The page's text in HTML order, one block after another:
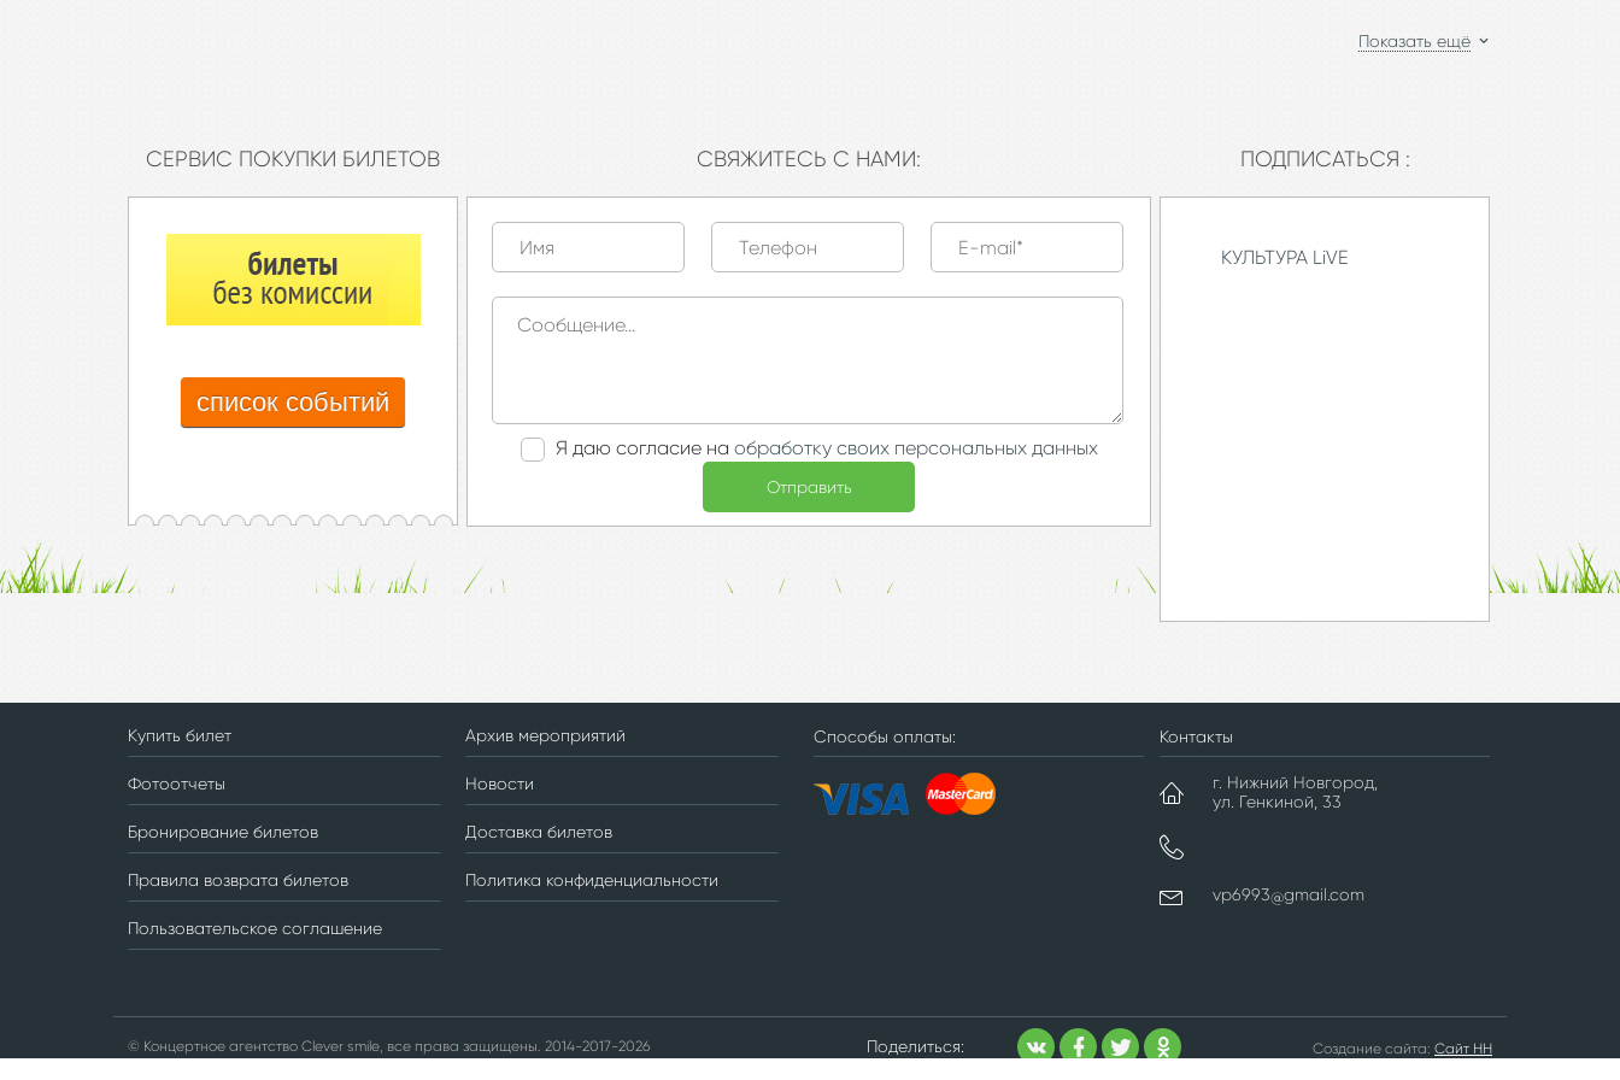
Показать ещё
CЕРВИС ПОКУПКИ БИЛЕТОВ
список событий
СВЯЖИТЕСЬ С НАМИ:
Я даю согласие на обработку своих персональных данных
ПОДПИСАТЬСЯ :
КУЛЬТУРА LiVE
Купить билет Архив мероприятий
Фотоотчеты Новости
Бронирование билетов Доставка билетов
Правила возврата билетов Политика конфиденциальности
Пользовательское соглашение
Способы оплаты: Контакты
г. Нижний Новгород,
ул. Генкиной, 33
vp6993@gmail.com
© Концертное агентство Clever smile, все права защищены. 2014-2017-2026 Поделиться: Создание сайта: Сайт НН